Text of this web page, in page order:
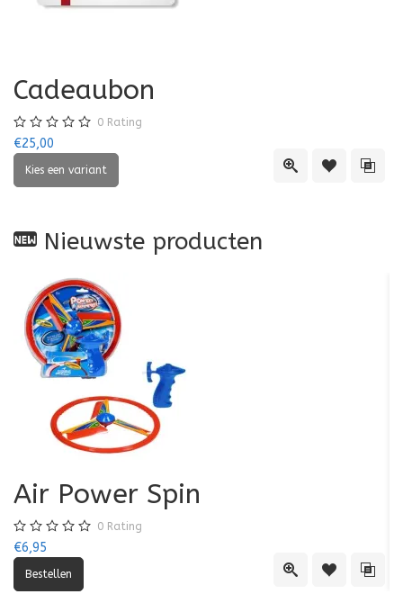
Quick ViewToevoegen
Cadeaubon
0 Rating
€25,00
Nieuwste producten
Quick ViewToevoegen
Air Power Spin
0 Rating
€6,95